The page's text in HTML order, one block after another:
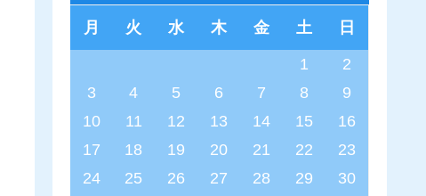
月 火 水 木 金 土 日
1
2
3
4 5 6 7 8
9
10
11 12 13 14 15
16
17
18 19 20 21 22
23
24
25 26 27 28 29
30